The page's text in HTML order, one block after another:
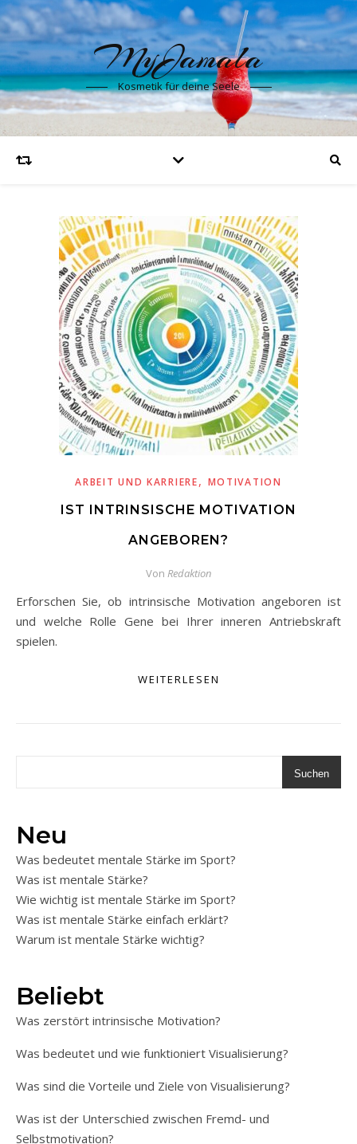
MyJamala
Kosmetik für deine Seele
ARBEIT UND KARRIERE, MOTIVATION
IST INTRINSISCHE MOTIVATION
ANGEBOREN?
Von Redaktion
Erforschen Sie, ob intrinsische Motivation angeboren ist
und welche Rolle Gene bei Ihrer inneren Antriebskraft
spielen.
WEITERLESEN
Suchen
Neu
Was bedeutet mentale Stärke im Sport?
Was ist mentale Stärke?
Wie wichtig ist mentale Stärke im Sport?
Was ist mentale Stärke einfach erklärt?
Warum ist mentale Stärke wichtig?
Beliebt
Was zerstört intrinsische Motivation?
Was bedeutet und wie funktioniert Visualisierung?
Was sind die Vorteile und Ziele von Visualisierung?
Was ist der Unterschied zwischen Fremd- und
Selbstmotivation?